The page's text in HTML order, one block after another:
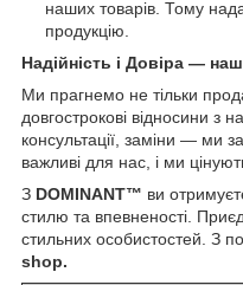
наших товарів. Тому
продукцію.
Надійність і Довіра —
Ми прагнемо не тільки
довгострокові відносини з
консультації, заміни — ми
важливі для нас, і ми
З DOMINANT™ ви
стилю та впевненості.
стильних особистостей. З
shop.